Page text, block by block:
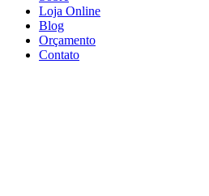
Loja Online
Blog
Orçamento
Contato